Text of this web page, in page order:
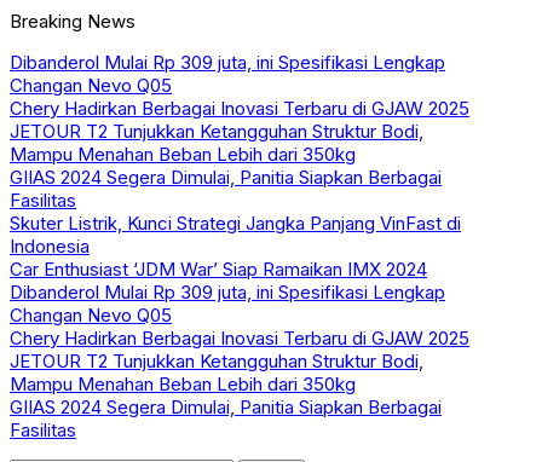
Breaking News
Dibanderol Mulai Rp 309 juta, ini Spesifikasi Lengkap
Changan Nevo Q05
Chery Hadirkan Berbagai Inovasi Terbaru di GJAW 2025
JETOUR T2 Tunjukkan Ketangguhan Struktur Bodi,
Mampu Menahan Beban Lebih dari 350kg
GIIAS 2024 Segera Dimulai, Panitia Siapkan Berbagai
Fasilitas
Skuter Listrik, Kunci Strategi Jangka Panjang VinFast di
Indonesia
Car Enthusiast ‘JDM War’ Siap Ramaikan IMX 2024
Dibanderol Mulai Rp 309 juta, ini Spesifikasi Lengkap
Changan Nevo Q05
Chery Hadirkan Berbagai Inovasi Terbaru di GJAW 2025
JETOUR T2 Tunjukkan Ketangguhan Struktur Bodi,
Mampu Menahan Beban Lebih dari 350kg
GIIAS 2024 Segera Dimulai, Panitia Siapkan Berbagai
Fasilitas